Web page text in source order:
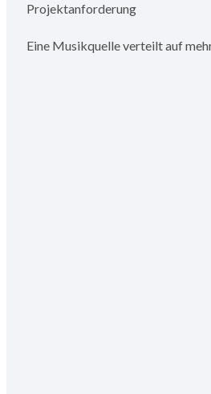
Projektanforderung
Eine Musikquelle verteilt auf